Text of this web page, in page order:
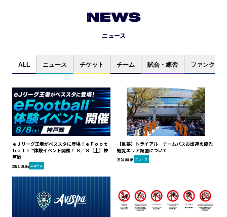
NEWS
ニュース
ALL ニュース チケット チーム 試合・練習 ファンクラブ
ｅＪリーグ王者がベススタに登場！ｅＦｏｏｔ
ｂａｌｌ™体験イベント開催！ ８／８（土）神
戸戦
2026.08.06 ニュース
【重要】トライアル チームバスお出迎え優先
観覧エリア設置について
2026.08.06 ニュース